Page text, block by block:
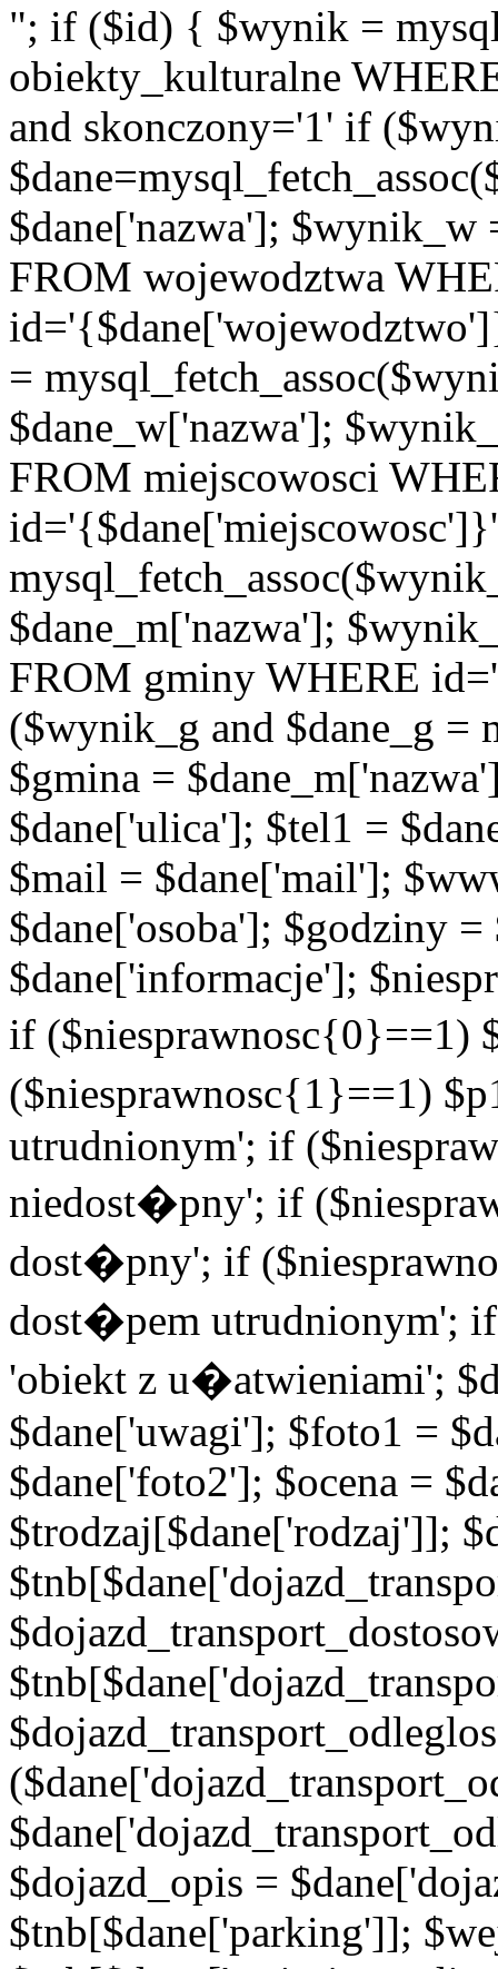
"; if ($id) { $wynik =
obiekty_kulturalne
and skonczony='1' if
$dane['nazwa'];
FROM wojewodztwa
=
$dane_w['nazwa'];
FROM miejscowosci
$dane_m['nazwa'];
FROM gminy WHERE
($wynik_g and $dane_g =
$gmina =
$dane['ulica']; $tel1 =
$mail = $dane['mail'];
$dane['osoba']; $godziny
$dane['informacje'];
if ($niesprawnosc{0}==1)
($niesprawnosc{1}==1)
utrudnionym'; if
niedost�pny'; if
dost�pny'; if
dost�pem utrudnionym';
'obiekt z u�atwieniami';
$dane['uwagi']; $foto1 =
$dane['foto2']; $ocena =
$trodzaj[$dane['rodzaj']];
$dojazd_opis =
$tnb[$dane['parking']];